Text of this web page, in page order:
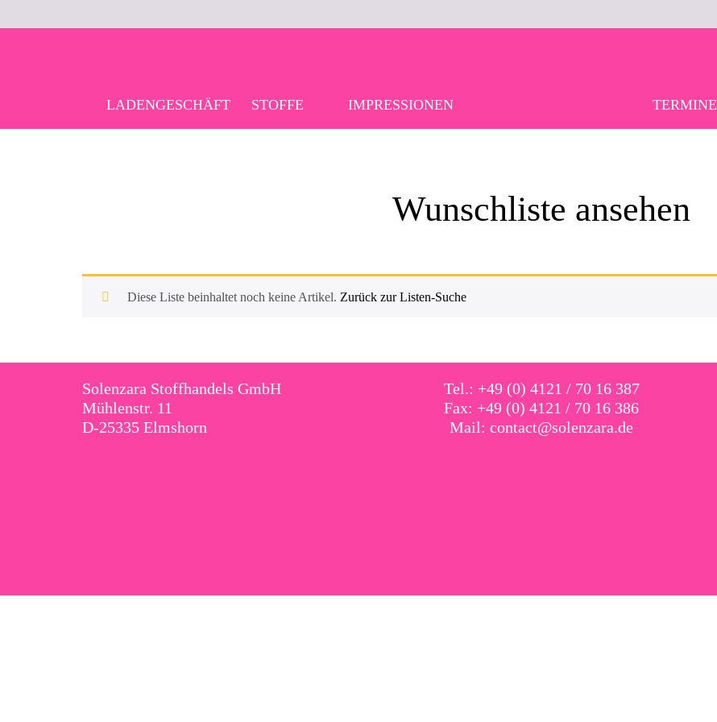
LADENGESCHÄFT STOFFE IMPRESSIONEN TERMINE
Wunschliste ansehen
Diese Liste beinhaltet noch keine Artikel. Zurück zur Listen-Suche
Solenzara Stoffhandels GmbH
Mühlenstr. 11
D-25335 Elmshorn
Tel.: +49 (0) 4121 / 70 16 387
Fax: +49 (0) 4121 / 70 16 386
Mail: contact@solenzara.de